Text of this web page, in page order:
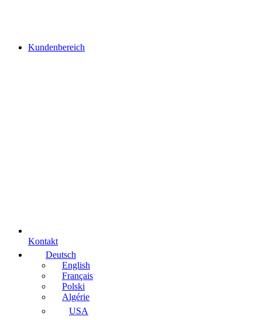
Kundenbereich
Kontakt
Deutsch
English
Français
Polski
Algérie
USA